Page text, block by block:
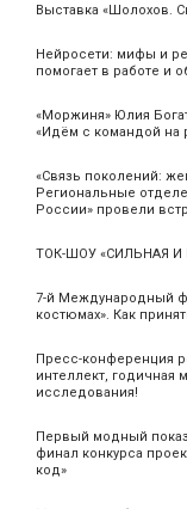
Выставка «Шолохов.
Нейросети: мифы и
помогает в работе и
«Моржиня» Юлия
«Идём с командой на
«Связь поколений:
Региональные
России» провели
ТОК-ШОУ «СИЛЬНАЯ И
7-й Международный
костюмах». Как
Пресс-конференция
интеллект, годичная
исследования!
Первый модный
финал конкурса
код»